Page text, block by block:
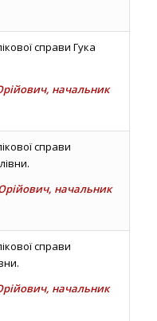
справи Гука
начальник
справи
начальник
справи
начальник